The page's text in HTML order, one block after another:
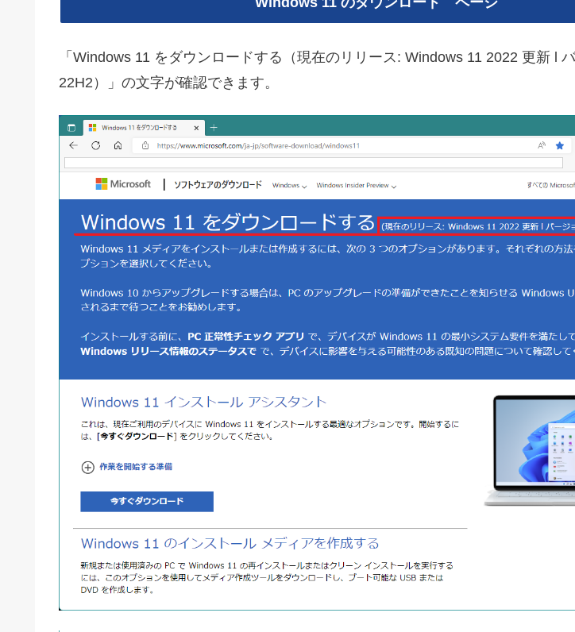
「Windows 11 をダウンロードする（現在のリリース: Windows 11 2022 更新 l
22H2）」の文字が確認できます。